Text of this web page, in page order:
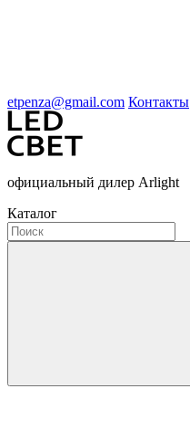
etpenza@gmail.com Контакты
официальный дилер Arlight
Каталог